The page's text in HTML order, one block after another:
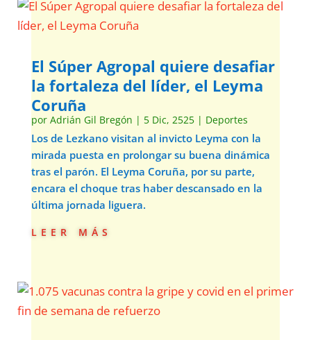
El Súper Agropal quiere desafiar
la fortaleza del líder, el Leyma
Coruña
por Adrián Gil Bregón | 5 Dic, 2525| Deportes
Los de Lezkano visitan al invicto Leyma con la
mirada puesta en prolongar su buena dinámica
tras el parón. El Leyma Coruña, por su parte,
encara el choque tras haber descansado en la
última jornada liguera.
leer más